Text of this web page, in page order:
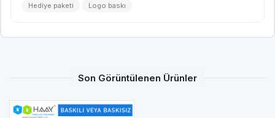
Hediye paketi Logo baskı
Son Görüntülenen Ürünler